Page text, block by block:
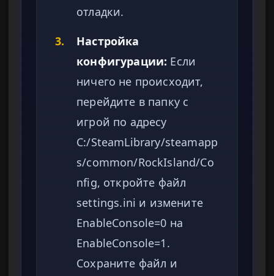
отладки.
3.
Настройка
конфигурации: Если
ничего не происходит,
перейдите в папку с
игрой по адресу
C:/SteamLibrary/steamapp
s/common/RockIsland/Co
nfig, откройте файл
settings.ini и измените
EnableConsole=0 на
EnableConsole=1.
Сохраните файл и